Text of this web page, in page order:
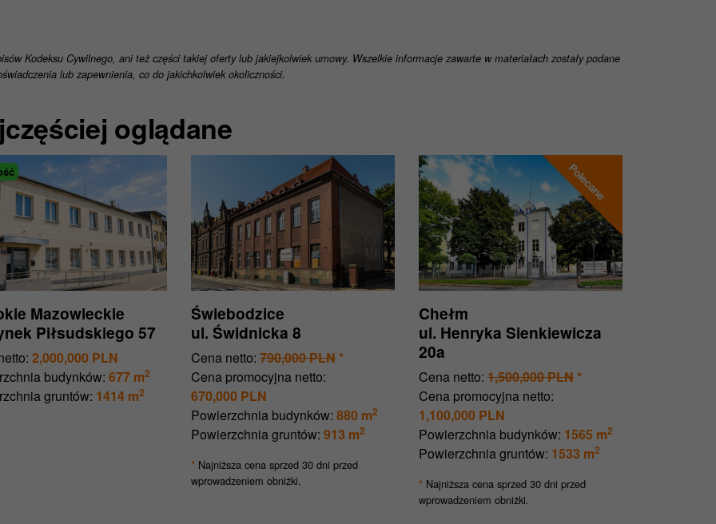
Kodeksu Cywilnego, ani też części takiej oferty lub jakiejkolwiek umowy. Wszelkie informacje zawarte w materiałach zostały podane
lub zapewnienia, co do jakichkolwiek okoliczności.
oglądane
Mazowieckie
Piłsudskiego 57
2,000,000 PLN
budynków: 677 m2
gruntów: 1414 m2
Świebodzice
ul. Świdnicka 8
Cena netto: 790,000 PLN*
Cena promocyjna netto:
670,000 PLN
Powierzchnia budynków: 880 m2
Powierzchnia gruntów: 913 m2
* Najniższa cena sprzed 30 dni przed
wprowadzeniem obniżki.
Chełm
ul. Henryka Sienkiewicza
20a
Cena netto: 1,500,000 PLN*
Cena promocyjna netto:
1,100,000 PLN
Powierzchnia budynków: 1565 m2
Powierzchnia gruntów: 1533 m2
* Najniższa cena sprzed 30 dni przed
wprowadzeniem obniżki.